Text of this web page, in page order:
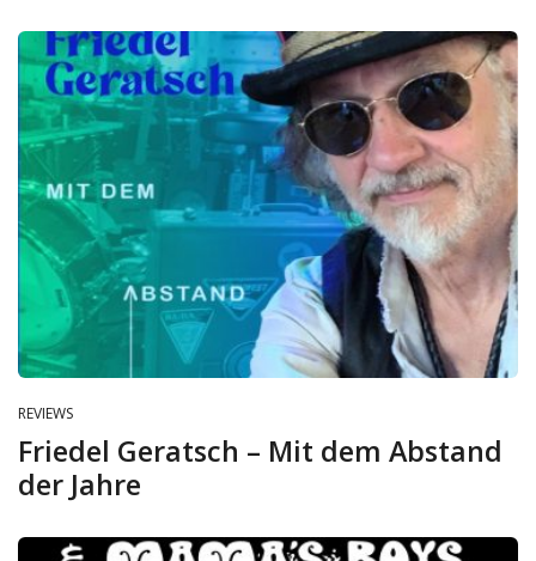
REVIEWS
Friedel Geratsch – Mit dem Abstand
der Jahre